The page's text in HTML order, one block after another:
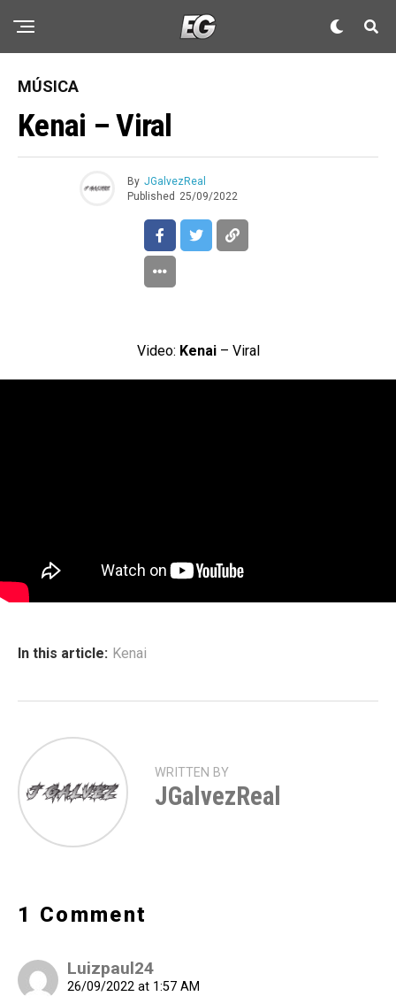
MÚSICA
Kenai – Viral
By JGalvezReal
Published 25/09/2022
Video: Kenai – Viral
In this article: Kenai
WRITTEN BY
JGalvezReal
1 Comment
Luizpaul24
26/09/2022 at 1:57 AM